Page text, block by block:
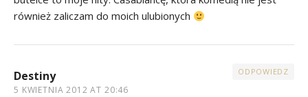
również zaliczam do moich ulubionych
Destiny
5 KWIETNIA 2012 AT 20:46
ODPOWIEDZ